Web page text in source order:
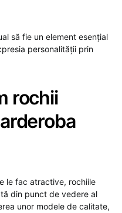
să fie un element esențial
personalității prin
rochii
le fac atractive, rochiile
din punct de vedere al
unor modele de calitate,